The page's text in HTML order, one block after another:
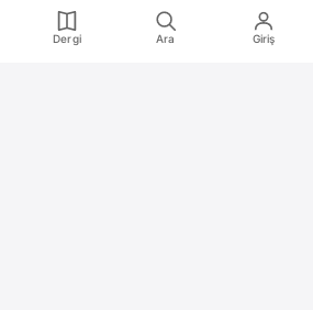
Politikası
Dergi Ara Giriş